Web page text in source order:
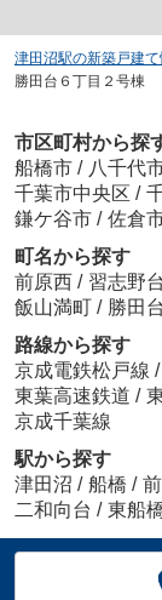
津田沼駅の新築戸建
勝田台６丁目２号棟
市区町村から探
船橋市 / 八千代
千葉市中央区 /
鎌ケ谷市 / 佐倉
町名から探す
前原西 / 習志野台
飯山満町 / 勝田
路線から探す
京成電鉄松戸線 /
東葉高速鉄道 /
京成千葉線
駅から探す
津田沼 / 船橋 /
二和向台 / 東船